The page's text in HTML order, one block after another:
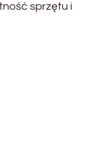
sprzętu i